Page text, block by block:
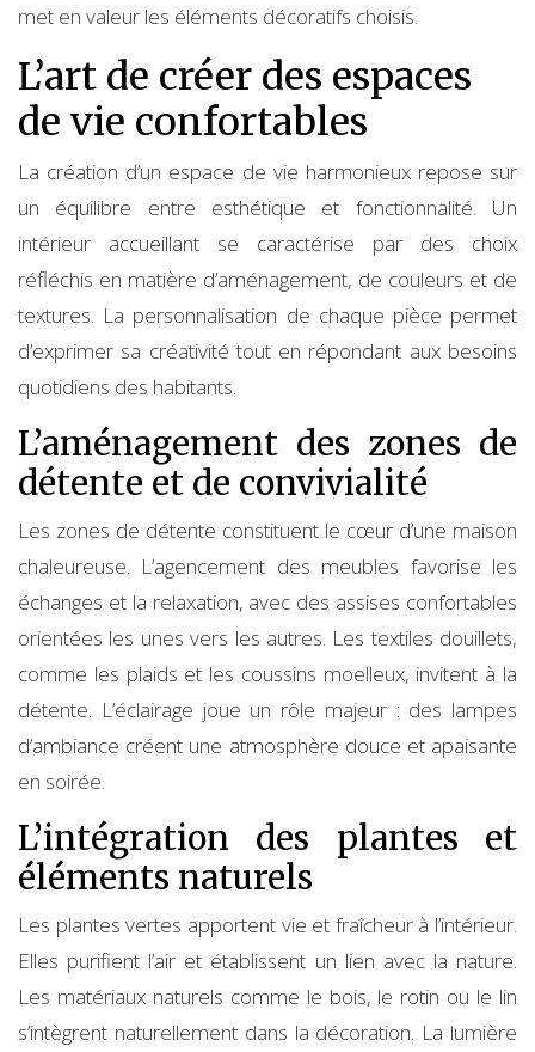
met en valeur les éléments décoratifs choisis.
L’art de créer des espaces
de vie confortables
La création d’un espace de vie harmonieux repose sur
un équilibre entre esthétique et fonctionnalité. Un
intérieur accueillant se caractérise par des choix
réfléchis en matière d’aménagement, de couleurs et de
textures. La personnalisation de chaque pièce permet
d’exprimer sa créativité tout en répondant aux besoins
quotidiens des habitants.
L’aménagement des zones de
détente et de convivialité
Les zones de détente constituent le cœur d’une maison
chaleureuse. L’agencement des meubles favorise les
échanges et la relaxation, avec des assises confortables
orientées les unes vers les autres. Les textiles douillets,
comme les plaids et les coussins moelleux, invitent à la
détente. L’éclairage joue un rôle majeur : des lampes
d’ambiance créent une atmosphère douce et apaisante
en soirée.
L’intégration des plantes et
éléments naturels
Les plantes vertes apportent vie et fraîcheur à l’intérieur.
Elles purifient l’air et établissent un lien avec la nature.
Les matériaux naturels comme le bois, le rotin ou le lin
s’intègrent naturellement dans la décoration. La lumière